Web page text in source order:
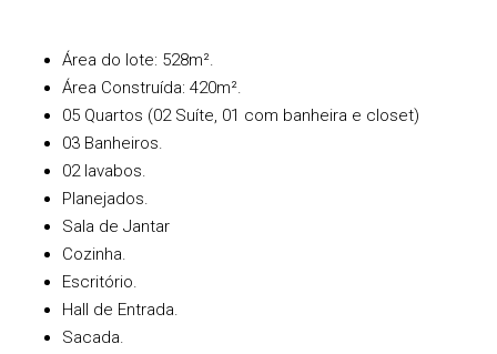
Área do lote: 528m².
Área Construída: 420m².
05 Quartos (02 Suíte, 01 com banheira e closet)
03 Banheiros.
02 lavabos.
Planejados.
Sala de Jantar
Cozinha.
Escritório.
Hall de Entrada.
Sacada.